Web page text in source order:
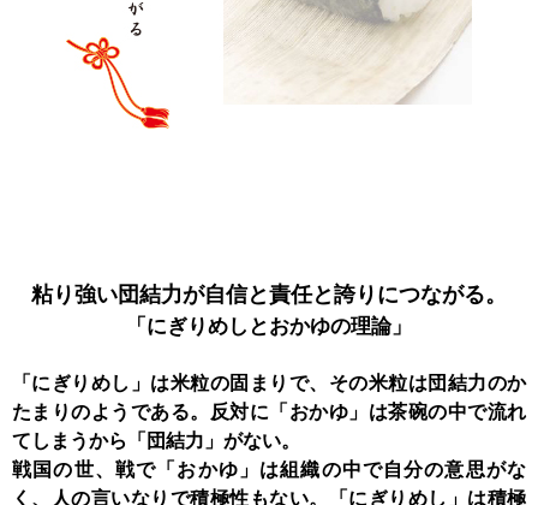
粘り強い団結力が自信と責任と誇りにつながる。
「にぎりめしとおかゆの理論」
「にぎりめし」は米粒の固まりで、その米粒は団結力のか
たまりのようである。反対に「おかゆ」は茶碗の中で流れ
てしまうから「団結力」がない。
戦国の世、戦で「おかゆ」は組織の中で自分の意思がな
く、人の言いなりで積極性もない。「にぎりめし」は積極